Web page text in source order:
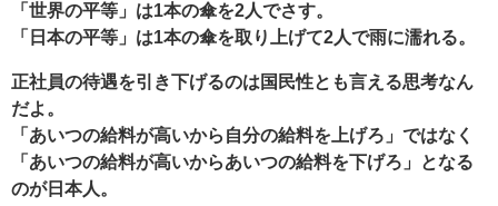
「世界の平等」は1本の傘を2人でさす。
「日本の平等」は1本の傘を取り上げて2人で雨に濡れる。
正社員の待遇を引き下げるのは国民性とも言える思考なん
だよ。
「あいつの給料が高いから自分の給料を上げろ」ではなく
「あいつの給料が高いからあいつの給料を下げろ」となる
のが日本人。